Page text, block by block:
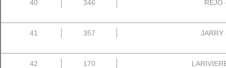
40 346 REJO
41 357 JARRY
42 170